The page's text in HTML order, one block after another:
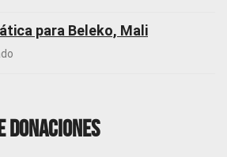
para Beleko, Mali
donaciones